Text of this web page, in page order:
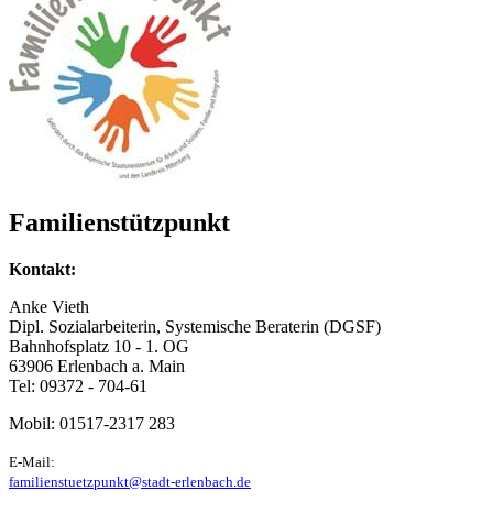
Familienstützpunkt
Kontakt:
Anke Vieth
Dipl. Sozialarbeiterin, Systemische Beraterin (DGSF)
Bahnhofsplatz 10 - 1. OG
63906 Erlenbach a. Main
Tel: 09372 - 704-61
Mobil: 01517-2317 283
E-Mail:
familienstuetzpunkt@stadt-erlenbach.de